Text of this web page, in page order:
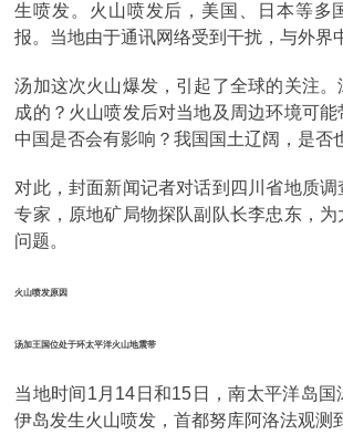
生喷发。火山喷发后，美国、日本等多
报。当地由于通讯网络受到干扰，与外界
汤加这次火山爆发，引起了全球的关注
成的？火山喷发后对当地及周边环境可
中国是否会有影响？我国国土辽阔，是否
对此，封面新闻记者对话到四川省地质
专家，原地矿局物探队副队长李忠东，
问题。
火山喷发原因
汤加王国位处于环太平洋火山地震带
当地时间1月14日和15日，南太平洋岛国
伊岛发生火山喷发，首都努库阿洛法观测